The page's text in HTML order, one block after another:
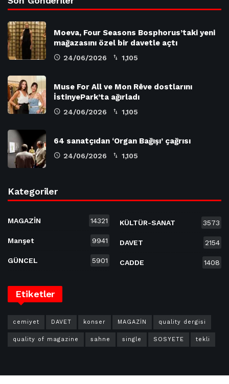
Moeva, Four Seasons Bosphorus’taki yeni
mağazasını özel bir davetle açtı
24/06/2026 1,105
Muse For All ve Mon Rêve dostlarını
İstinyePark’ta ağırladı
24/06/2026 1,105
64 sanatçıdan ‘Organ Bağışı’ çağrısı
24/06/2026 1,105
Kategoriler
MAGAZİN 14321
Manşet 9941
GÜNCEL 5901
KÜLTÜR-SANAT 3573
DAVET 2154
CADDE 1408
Etiketler
cemiyet DAVET konser MAGAZİN quality dergisi
quality of magazine sahne single SOSYETE tekli